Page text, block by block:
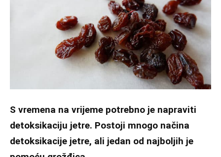
S vremena na vrijeme potrebno je napraviti
detoksikaciju jetre. Postoji mnogo načina
detoksikacije jetre, ali jedan od najboljih je